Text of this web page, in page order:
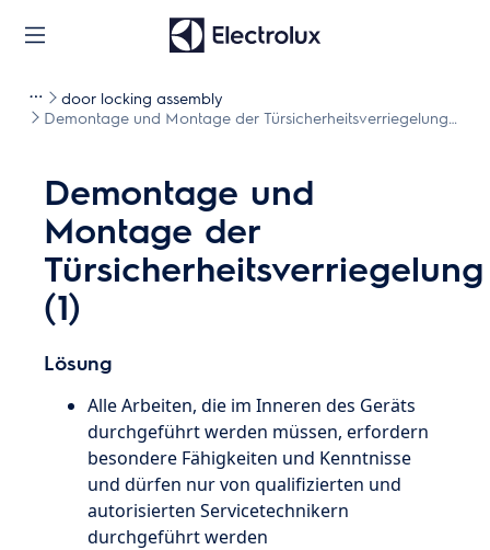
door locking assembly
Demontage und Montage der Türsicherheitsverriegelung
Demontage und
Montage der
Türsicherheitsverriegelung
(1)
Lösung
Alle Arbeiten, die im Inneren des Geräts
durchgeführt werden müssen, erfordern
besondere Fähigkeiten und Kenntnisse
und dürfen nur von qualifizierten und
autorisierten Servicetechnikern
durchgeführt werden